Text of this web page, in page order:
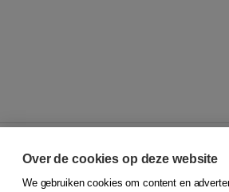
© 2026Koninklijke Boom uitgevers
Over de cookies op deze website
We gebruiken cookies om content en